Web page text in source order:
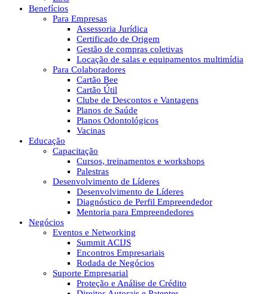
Benefícios
Para Empresas
Assessoria Jurídica
Certificado de Origem
Gestão de compras coletivas
Locação de salas e equipamentos multimídia
Para Colaboradores
Cartão Bee
Cartão Útil
Clube de Descontos e Vantagens
Planos de Saúde
Planos Odontológicos
Vacinas
Educação
Capacitação
Cursos, treinamentos e workshops
Palestras
Desenvolvimento de Líderes
Desenvolvimento de Líderes
Diagnóstico de Perfil Empreendedor
Mentoria para Empreendedores
Negócios
Eventos e Networking
Summit ACIJS
Encontros Empresariais
Rodada de Negócios
Suporte Empresarial
Proteção e Análise de Crédito